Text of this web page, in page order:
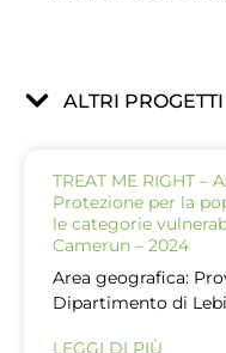
ALTRI PROGETTI
TREAT ME RIGHT –
Protezione per la
le categorie
Camerun – 2024
Area geografica:
Dipartimento di
LEGGI DI PIÙ